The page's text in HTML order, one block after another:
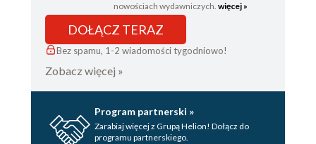
nowościach wydawniczych. więcej »
DOŁĄCZ TERAZ
Bez spamu, 1-2 wiadomości tygodniowo!
Zobacz więcej »
Program partnerski »
Zarabiaj więcej z Grupą Helion! Dołącz do
programu partnerskiego.